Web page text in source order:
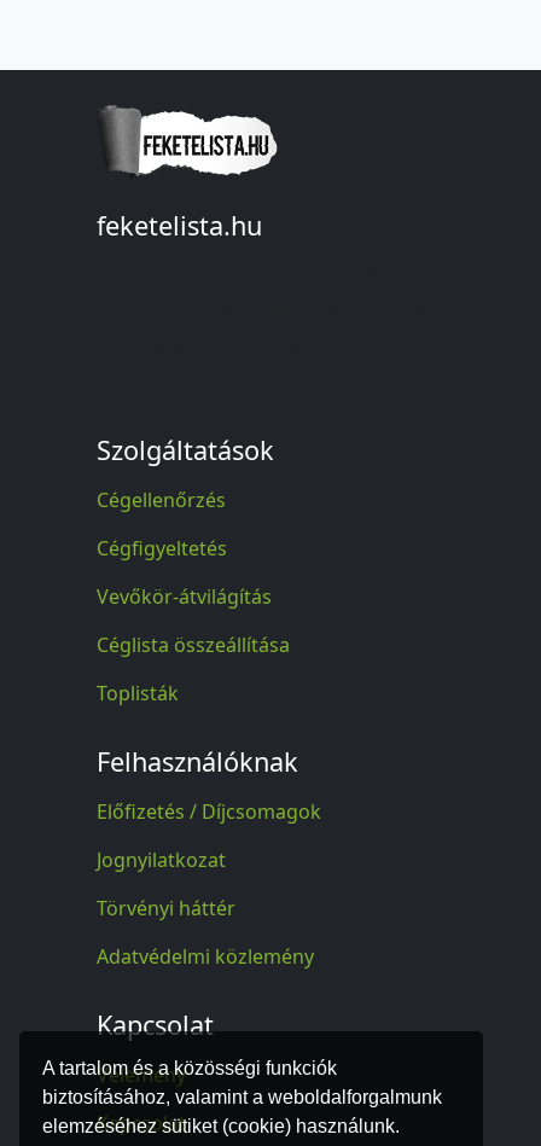
A tartalom és a közösségi funkciók
biztosításához, valamint a weboldalforgalmunk
elemzéséhez sütiket (cookie) használunk.
feketelista.hu
Szolgáltatások
Cégellenőrzés
Cégfigyeltetés
Vevőkör-átvilágítás
Céglista összeállítása
Toplisták
Felhasználóknak
Előfizetés / Díjcsomagok
Jognyilatkozat
Törvényi háttér
Adatvédelmi közlemény
Kapcsolat
Vélemény
Kapcsolat